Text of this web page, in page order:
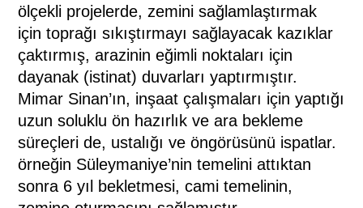
ölçekli projelerde, zemini sağlamlaştırmak
için toprağı sıkıştırmayı sağlayacak kazıklar
çaktırmış, arazinin eğimli noktaları için
dayanak (istinat) duvarları yaptırmıştır.
Mimar Sinan’ın, inşaat çalışmaları için yaptığı
uzun soluklu ön hazırlık ve ara bekleme
süreçleri de, ustalığı ve öngörüsünü ispatlar.
örneğin Süleymaniye’nin temelini attıktan
sonra 6 yıl bekletmesi, cami temelinin,